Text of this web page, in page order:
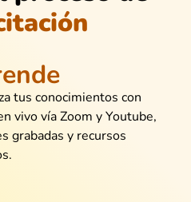
con buena enseñanza...
ve todos los días.
tus conocimientos con
vivo vía Zoom y Youtube,
grabadas y recursos